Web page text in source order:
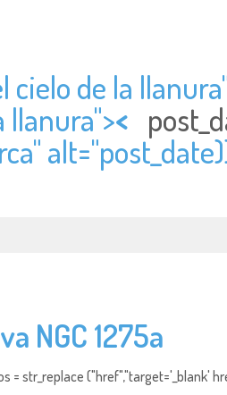
cielo de la
llanura"><
alt="
NGC 1275a
str_replace ("href","target='_blank'